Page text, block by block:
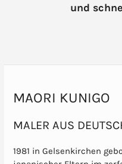
und
MAORI KUNIGO
MALER AUS
1981 in Gelsenkirchen